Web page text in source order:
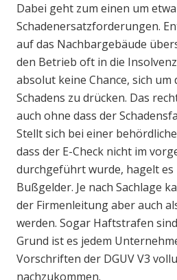
Dabei geht zum einen um
Schadenersatzforderungen.
auf das Nachbargebäude
den Betrieb oft in die
absolut keine Chance, sich um
Schadens zu drücken. Das
auch ohne dass der
Stellt sich bei einer
dass der E-Check nicht im
durchgeführt wurde, hagelt es
Bußgelder. Je nach Sachlage
der Firmenleitung aber auch
werden. Sogar Haftstrafen
Grund ist es jedem
Vorschriften der DGUV V3
nachzukommen.